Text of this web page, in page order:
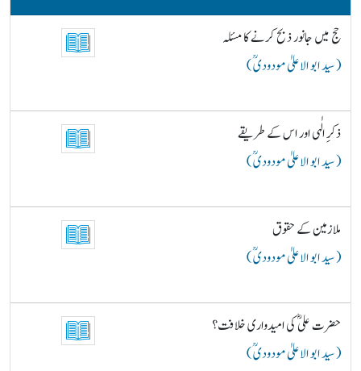
حج میں جانور ذبح کرنے کا مسئلہ
( سید ابو الاعلیٰ مودودیؒ )
ذکرِ الٰہی اور اس کے طریقے
( سید ابو الاعلیٰ مودودیؒ )
ملازمین کے حقوق
( سید ابو الاعلیٰ مودودیؒ )
حضرت علیؓ کی امیدواری خلافت؟
( سید ابو الاعلیٰ مودودیؒ )